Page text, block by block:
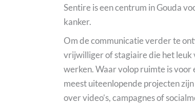
Sentire is een centrum in Gouda
kanker.
Om de communicatie verder te
vrijwilliger of stagiaire die het leuk
werken. Waar volop ruimte is voor
meest uiteenlopende projecten
over video’s, campagnes of